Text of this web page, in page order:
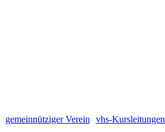
gemeinnütziger Verein vhs-Kursleitungen